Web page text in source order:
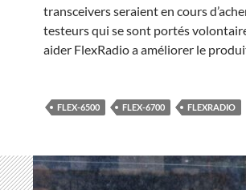
transceivers seraient en cours
testeurs qui se sont portés
aider FlexRadio a améliorer le
FLEX-6500 FLEX-6700 FLEXRADIO